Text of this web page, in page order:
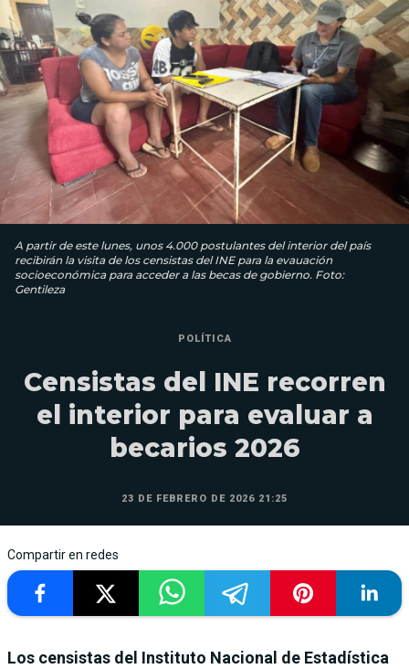
A partir de este lunes, unos 4.000 postulantes del interior del país
recibirán la visita de los censistas del INE para la evauación
socioeconómica para acceder a las becas de gobierno. Foto:
Gentileza
POLÍTICA
Censistas del INE recorren
el interior para evaluar a
becarios 2026
23 DE FEBRERO DE 2026 21:25
Compartir en redes
Los censistas del Instituto Nacional de Estadística